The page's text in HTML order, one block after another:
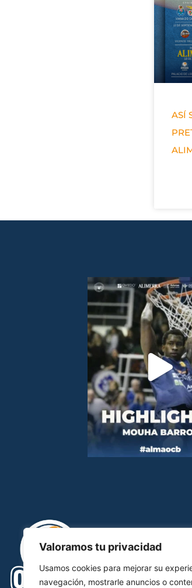
Valoramos tu privacidad
Usamos cookies para mejorar su
navegación, mostrarle anuncios o
ASÍ